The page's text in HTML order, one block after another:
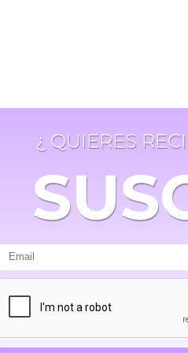
¿ QUIERES